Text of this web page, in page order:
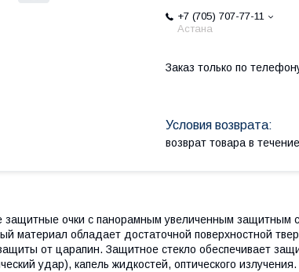
+7 (705) 707-77-11
Астана
Заказ только по
возврат товара в
защитные очки с панорамным увеличенным защитным
материал обладает достаточной поверхностной
от царапин. Защитное стекло обеспечивает
удар), капель жидкостей, оптического